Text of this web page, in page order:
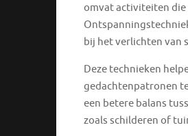
omvat activiteiten die
bij het verlichten van
Deze technieken
gedachtenpatronen
een betere balans
zoals schilderen of